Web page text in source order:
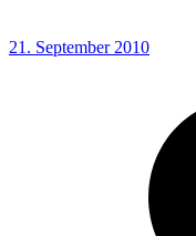
21. September 2010